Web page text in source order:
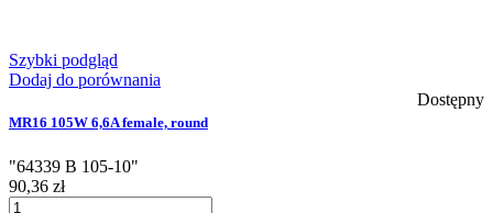
Szybki podgląd
Dodaj do porównania
Dostępny
MR16 105W 6,6A female, round
"64339 B 105-10"
90,36 zł